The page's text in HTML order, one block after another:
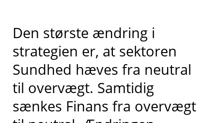
Den største ændring i
strategien er, at sektoren
Sundhed hæves fra neutral
til overvægt. Samtidig
sænkes Finans fra overvægt